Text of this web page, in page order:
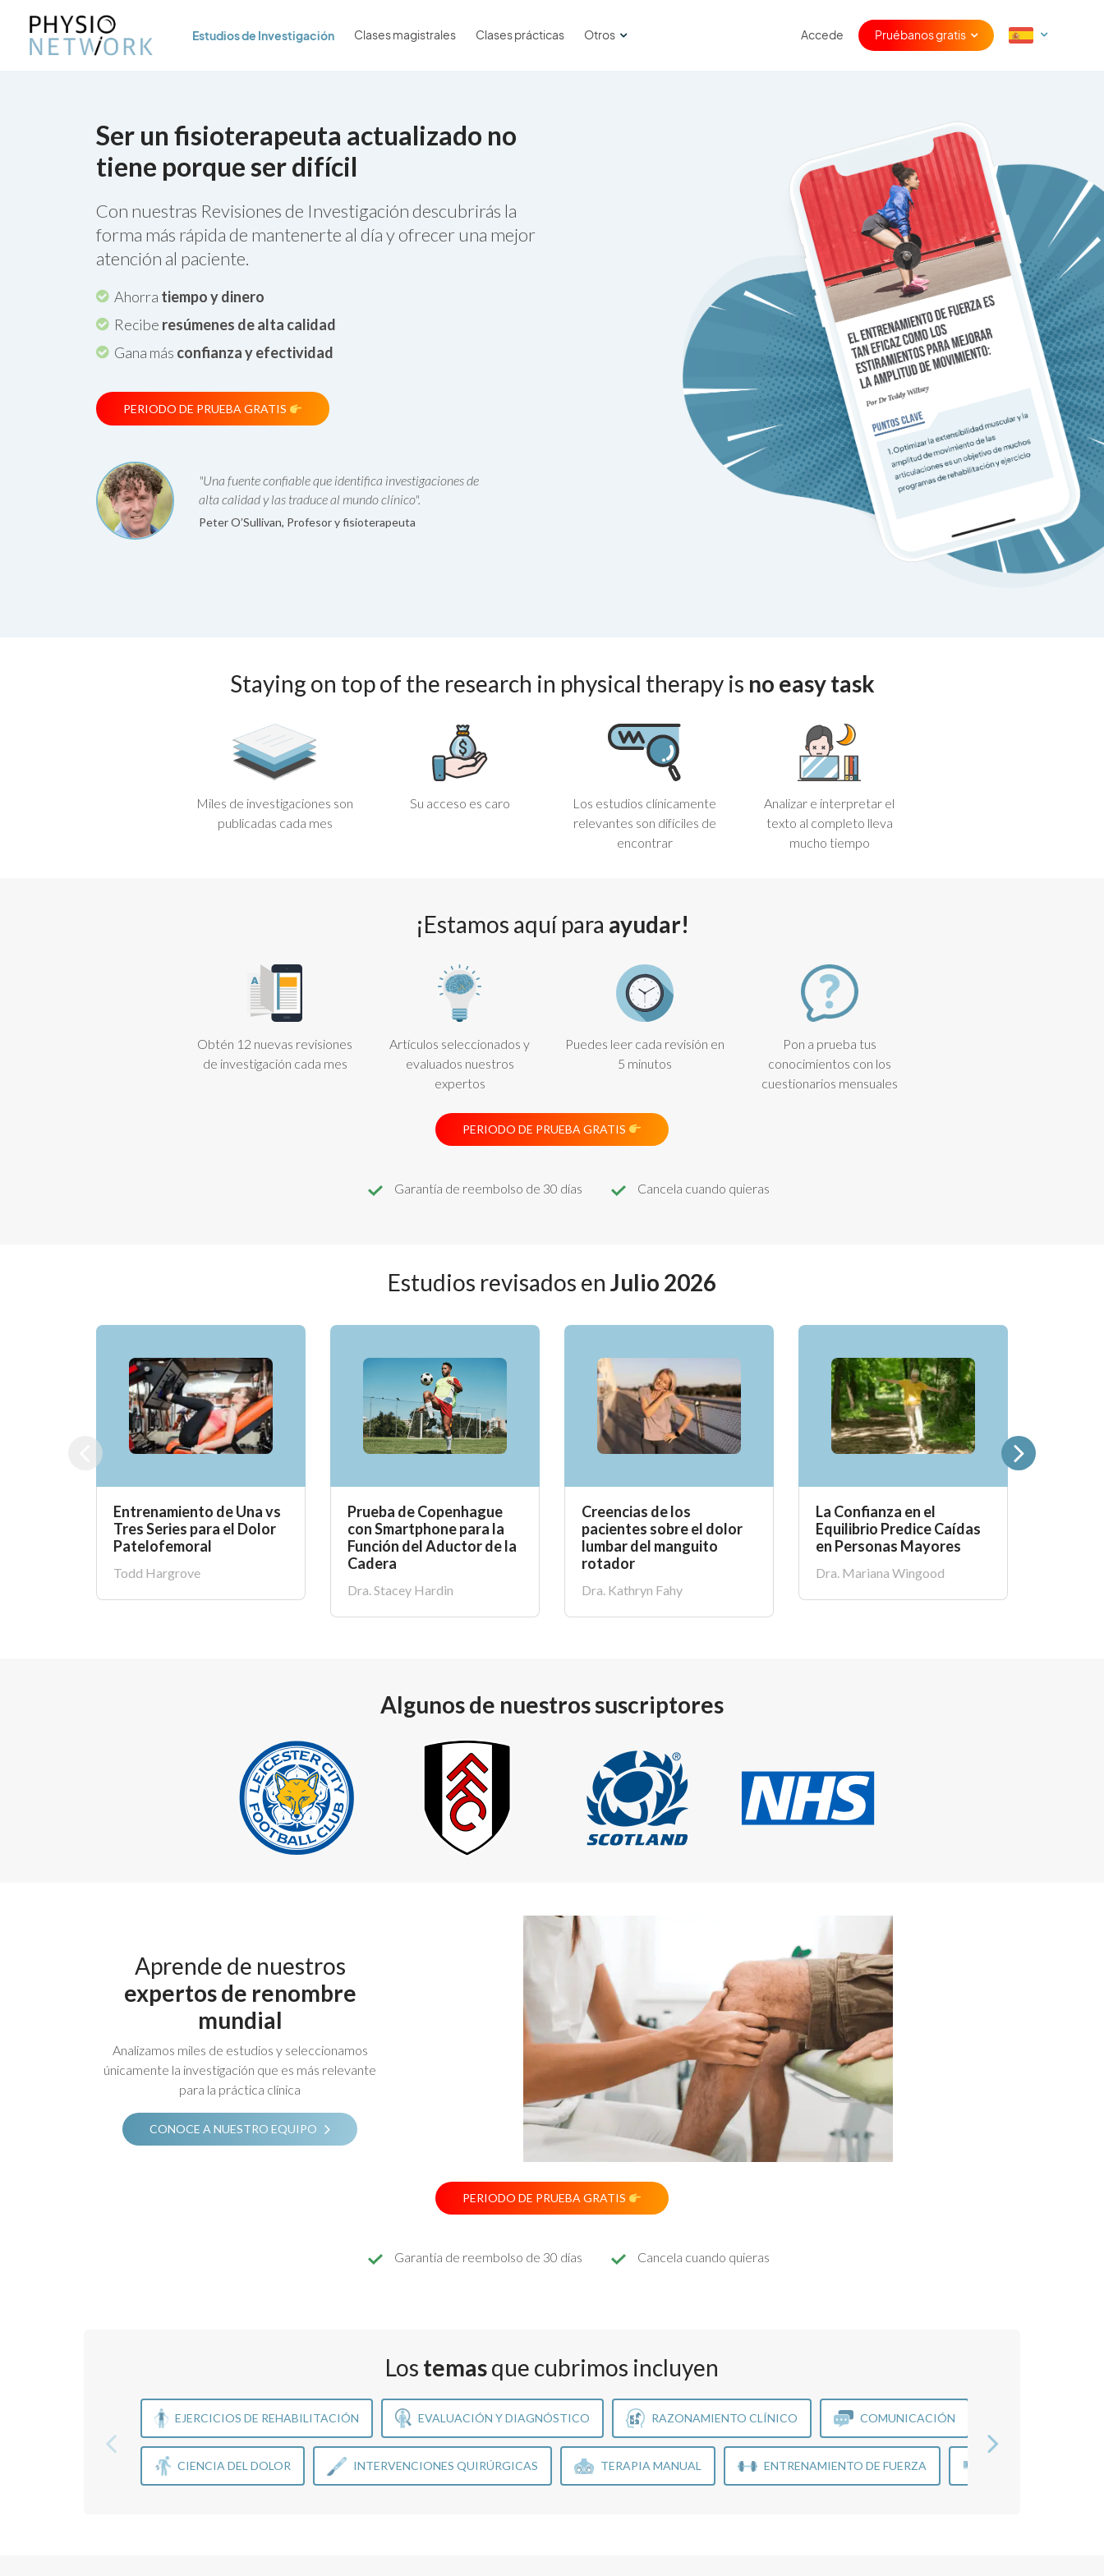
Estudios de Investigación Clases magistrales Clases prácticas Otros Accede Pruébanos gratis
Ser un fisioterapeuta actualizado no
tiene porque ser difícil
Con nuestras Revisiones de Investigación descubrirás la
forma más rápida de mantenerte al día y ofrecer una mejor
atención al paciente.
Ahorra tiempo y dinero
Recibe resúmenes de alta calidad
Gana más confianza y efectividad
PERIODO DE PRUEBA GRATIS
"Una fuente confiable que identifica investigaciones de
alta calidad y las traduce al mundo clínico".
Peter O’Sullivan, Profesor y fisioterapeuta
Staying on top of the research in physical therapy is no easy task
Miles de investigaciones son
publicadas cada mes
Su acceso es caro
Los estudios clínicamente
relevantes son difíciles de
encontrar
Analizar e interpretar el
texto al completo lleva
mucho tiempo
¡Estamos aquí para ayudar!
Obtén 12 nuevas revisiones
de investigación cada mes
Artículos seleccionados y
evaluados nuestros
expertos
Puedes leer cada revisión en
5 minutos
Pon a prueba tus
conocimientos con los
cuestionarios mensuales
PERIODO DE PRUEBA GRATIS
Garantía de reembolso de 30 días Cancela cuando quieras
Estudios revisados en Julio 2026
Entrenamiento de Una vs
Tres Series para el Dolor
Patelofemoral
Todd Hargrove
Prueba de Copenhague
con Smartphone para la
Función del Aductor de la
Cadera
Dra. Stacey Hardin
Creencias de los
pacientes sobre el dolor
lumbar del manguito
rotador
Dra. Kathryn Fahy
La Confianza en el
Equilibrio Predice Caídas
en Personas Mayores
Dra. Mariana Wingood
Algunos de nuestros suscriptores
Aprende de nuestros
expertos de renombre
mundial
Analizamos miles de estudios y seleccionamos
únicamente la investigación que es más relevante
para la práctica clínica
CONOCE A NUESTRO EQUIPO
PERIODO DE PRUEBA GRATIS
Garantía de reembolso de 30 días Cancela cuando quieras
Los temasque cubrimos incluyen
EJERCICIOS DE REHABILITACIÓN EVALUACIÓN Y DIAGNÓSTICO RAZONAMIENTO CLÍNICO COMUNICACIÓN
CIENCIA DEL DOLOR INTERVENCIONES QUIRÚRGICAS TERAPIA MANUAL ENTRENAMIENTO DE FUERZA